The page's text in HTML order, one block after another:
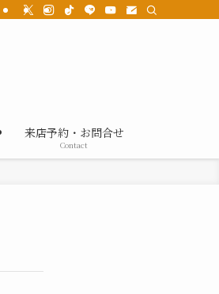
来店予約・お問合せ
Contact